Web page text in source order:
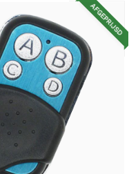
AFGEPRIJSD